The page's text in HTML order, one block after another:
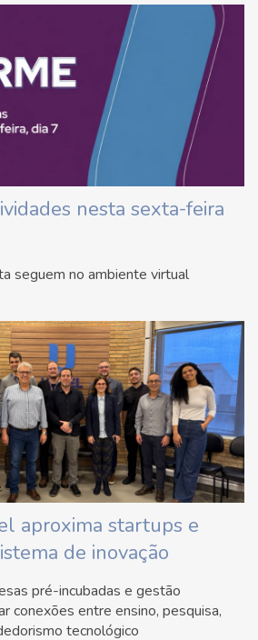
nesta sexta-feira
seguem no ambiente virtual
aproxima startups e
de inovação
pré-incubadas e gestão
conexões entre ensino, pesquisa,
tecnológico